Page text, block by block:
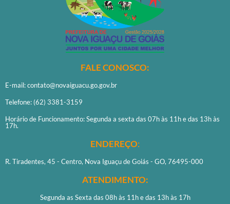
FALE CONOSCO:
E-mail: contato@novaiguacu.go.gov.br
Telefone: (62) 3381-3159
Horário de Funcionamento: Segunda a sexta das 07h às 11h e das 13h às
17h.
ENDEREÇO:
R. Tiradentes, 45 - Centro, Nova Iguaçu de Goiás - GO, 76495-000
ATENDIMENTO:
Segunda as Sexta das 08h às 11h e das 13h às 17h